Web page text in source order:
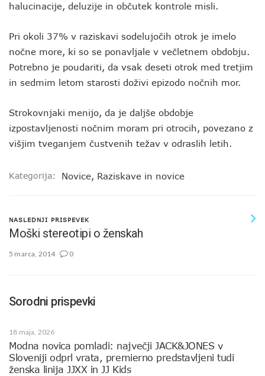
halucinacije, deluzije in občutek kontrole misli.
Pri okoli 37% v raziskavi sodelujočih otrok je imelo
nočne more, ki so se ponavljale v večletnem obdobju.
Potrebno je poudariti, da vsak deseti otrok med tretjim
in sedmim letom starosti doživi epizodo nočnih mor.
Strokovnjaki menijo, da je daljše obdobje
izpostavljenosti nočnim moram pri otrocih, povezano z
višjim tveganjem čustvenih težav v odraslih letih.
Kategorija: Novice, Raziskave in novice
NASLEDNJI PRISPEVEK
Moški stereotipi o ženskah
5 marca, 2014 0
Sorodni prispevki
18 maja, 2026
Modna novica pomladi: največji JACK&JONES v
Sloveniji odprl vrata, premierno predstavljeni tudi
ženska linija JJXX in JJ Kids